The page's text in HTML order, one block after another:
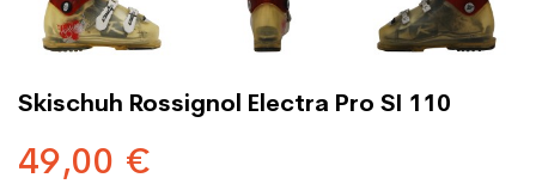
Skischuh Rossignol Electra Pro SI 110
49,00 €